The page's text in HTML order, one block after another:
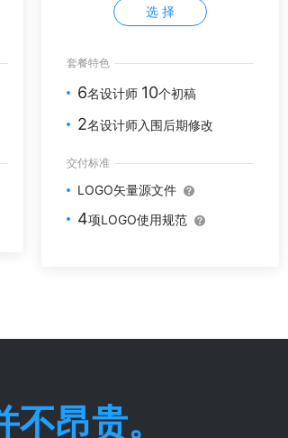
选 择
套餐特色
6名设计师 10个初稿
2名设计师入围后期修改
交付标准
LOGO矢量源文件
4项LOGO使用规范
昂贵。